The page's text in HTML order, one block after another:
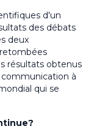
d'un
des débats
deux
résultats obtenus
à
qui se